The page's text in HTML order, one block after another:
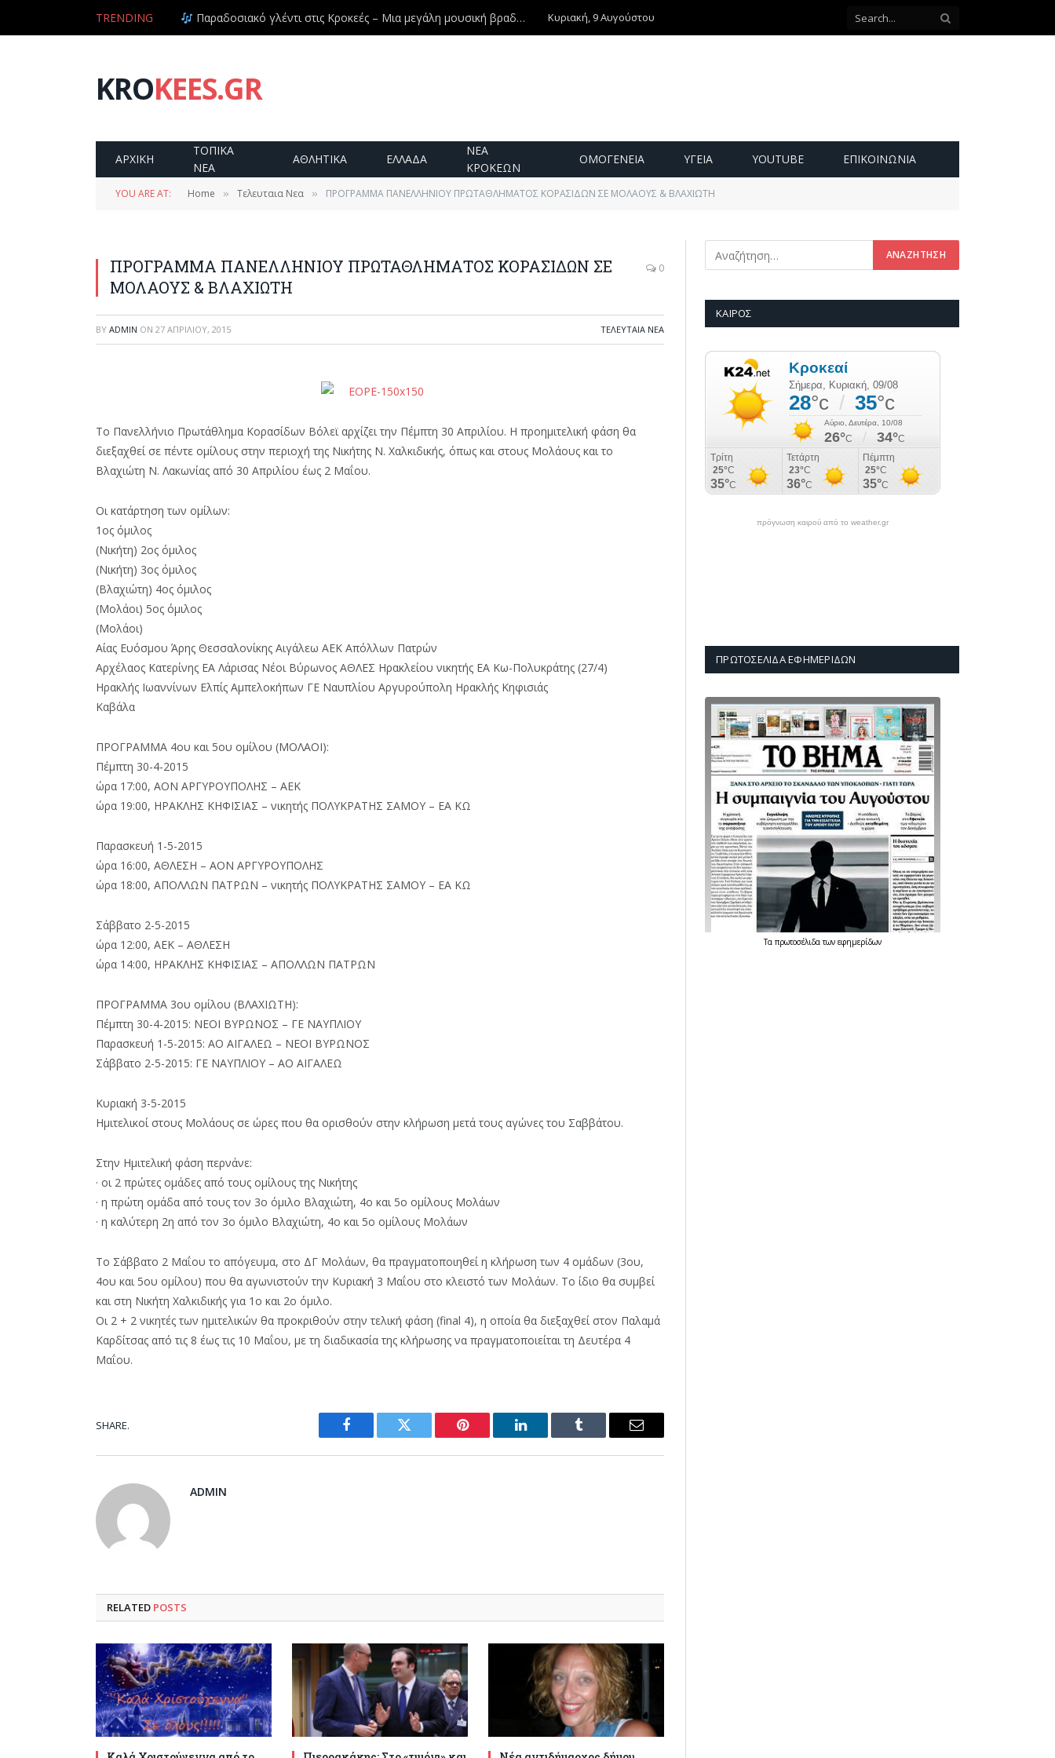
TRENDING Παραδοσιακό γλέντι στις Κροκεές – Μια μεγάλη μουσική βραδιά! Κυριακή, 9 Αυγούστου
KROKEES.GR
ΑΡΧΙΚΗ
ΤΟΠΙΚΑ
ΝΕΑ
ΑΘΛΗΤΙΚΑ ΕΛΛΑΔΑ
ΝΕΑ
ΚΡΟΚΕΩΝ
ΟΜΟΓΕΝΕΙΑ ΥΓΕΙΑ YOUTUBE ΕΠΙΚΟΙΝΩΝΊΑ
YOU ARE AT: Home » Τελευταια Νεα » ΠΡΟΓΡΑΜΜΑ ΠΑΝΕΛΛΗΝΙΟΥ ΠΡΩΤΑΘΛΗΜΑΤΟΣ ΚΟΡΑΣΙΔΩΝ ΣΕ ΜΟΛΑΟΥΣ & ΒΛΑΧΙΩΤΗ
ΠΡΟΓΡΑΜΜΑ ΠΑΝΕΛΛΗΝΙΟΥ ΠΡΩΤΑΘΛΗΜΑΤΟΣ ΚΟΡΑΣΙΔΩΝ ΣΕ
ΜΟΛΑΟΥΣ & ΒΛΑΧΙΩΤΗ
0
BY ADMIN ON 27 ΑΠΡΙΛΊΟΥ, 2015 ΤΕΛΕΥΤΑΙΑ ΝΕΑ
Το Πανελλήνιο Πρωτάθλημα Κορασίδων Βόλεϊ αρχίζει την Πέμπτη 30 Απριλίου. Η προημιτελική φάση θα
διεξαχθεί σε πέντε ομίλους στην περιοχή της Νικήτης Ν. Χαλκιδικής, όπως και στους Μολάους και το
Βλαχιώτη Ν. Λακωνίας από 30 Απριλίου έως 2 Μαΐου.
Οι κατάρτηση των ομίλων:
1ος όμιλος
(Νικήτη) 2ος όμιλος
(Νικήτη) 3ος όμιλος
(Βλαχιώτη) 4ος όμιλος
(Μολάοι) 5ος όμιλος
(Μολάοι)
Αίας Ευόσμου Άρης Θεσσαλονίκης Αιγάλεω ΑΕΚ Απόλλων Πατρών
Αρχέλαος Κατερίνης ΕΑ Λάρισας Νέοι Βύρωνος ΑΘΛΕΣ Ηρακλείου νικητής ΕΑ Κω-Πολυκράτης (27/4)
Ηρακλής Ιωαννίνων Ελπίς Αμπελοκήπων ΓΕ Ναυπλίου Αργυρούπολη Ηρακλής Κηφισιάς
Καβάλα
ΠΡΟΓΡΑΜΜΑ 4ου και 5ου ομίλου (ΜΟΛΑΟΙ):
Πέμπτη 30-4-2015
ώρα 17:00, ΑΟΝ ΑΡΓΥΡΟΥΠΟΛΗΣ – ΑΕΚ
ώρα 19:00, ΗΡΑΚΛΗΣ ΚΗΦΙΣΙΑΣ – νικητής ΠΟΛΥΚΡΑΤΗΣ ΣΑΜΟΥ – ΕΑ ΚΩ
Παρασκευή 1-5-2015
ώρα 16:00, ΑΘΛΕΣΗ – ΑΟΝ ΑΡΓΥΡΟΥΠΟΛΗΣ
ώρα 18:00, ΑΠΟΛΛΩΝ ΠΑΤΡΩΝ – νικητής ΠΟΛΥΚΡΑΤΗΣ ΣΑΜΟΥ – ΕΑ ΚΩ
Σάββατο 2-5-2015
ώρα 12:00, ΑΕΚ – ΑΘΛΕΣΗ
ώρα 14:00, ΗΡΑΚΛΗΣ ΚΗΦΙΣΙΑΣ – ΑΠΟΛΛΩΝ ΠΑΤΡΩΝ
ΠΡΟΓΡΑΜΜΑ 3ου ομίλου (ΒΛΑΧΙΩΤΗ):
Πέμπτη 30-4-2015: ΝΕΟΙ ΒΥΡΩΝΟΣ – ΓΕ ΝΑΥΠΛΙΟΥ
Παρασκευή 1-5-2015: ΑΟ ΑΙΓΑΛΕΩ – ΝΕΟΙ ΒΥΡΩΝΟΣ
Σάββατο 2-5-2015: ΓΕ ΝΑΥΠΛΙΟΥ – ΑΟ ΑΙΓΑΛΕΩ
Κυριακή 3-5-2015
Ημιτελικοί στους Μολάους σε ώρες που θα ορισθούν στην κλήρωση μετά τους αγώνες του Σαββάτου.
Στην Ημιτελική φάση περνάνε:
· οι 2 πρώτες ομάδες από τους ομίλους της Νικήτης
· η πρώτη ομάδα από τους τον 3ο όμιλο Βλαχιώτη, 4ο και 5ο ομίλους Μολάων
· η καλύτερη 2η από τον 3ο όμιλο Βλαχιώτη, 4ο και 5ο ομίλους Μολάων
Το Σάββατο 2 Μαΐου το απόγευμα, στο ΔΓ Μολάων, θα πραγματοποιηθεί η κλήρωση των 4 ομάδων (3ου,
4ου και 5ου ομίλου) που θα αγωνιστούν την Κυριακή 3 Μαΐου στο κλειστό των Μολάων. Το ίδιο θα συμβεί
και στη Νικήτη Χαλκιδικής για 1ο και 2ο όμιλο.
Οι 2 + 2 νικητές των ημιτελικών θα προκριθούν στην τελική φάση (final 4), η οποία θα διεξαχθεί στον Παλαμά
Καρδίτσας από τις 8 έως τις 10 Μαΐου, με τη διαδικασία της κλήρωσης να πραγματοποιείται τη Δευτέρα 4
Μαΐου.
SHARE.
Facebook Twitter Pinterest LinkedIn Tumblr Email
ADMIN
RELATED POSTS
ΚΑΙΡΌΣ
πρόγνωση καιρού από το weather.gr
ΠΡΩΤΟΣΈΛΙΔΑ ΕΦΗΜΕΡΊΔΩΝ
Τα πρωτοσέλιδατων εφημερίδων